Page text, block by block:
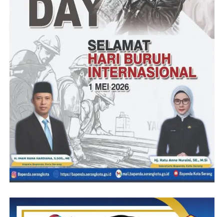
rizkinya, juga ada kepala desa yang dermawan, harapannya
dapat mengurangi beban istri dan anak-anak almarhum yang
tinggalkan,” terang Kasman.
Ditempat yang sama, Djemi Humas Lembaga Perlindungan
Konsumen Merah Putih (LPK-MP) menjelaskan bahwa
pemberian bantuan sebagai bentuk kepedulian terhadap sesama.
“Bantuan yang diberikan rekan Wartawan juga Kepala Desa
sebagai bentuk kepedulian terhadap sesama, Cara inilah yang
hanya kami dapat lakukan untuk membantu mengurangi beban
keluarga yang ditinggalkan,” jelas Djemi.
(YEN/RG)
Post Views: 0